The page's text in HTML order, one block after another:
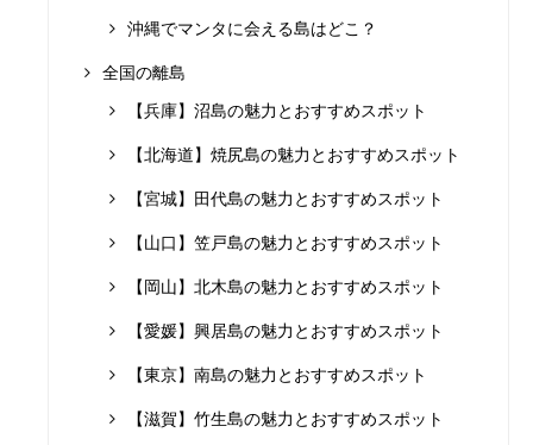
沖縄でマンタに会える島はどこ？
全国の離島
【兵庫】沼島の魅力とおすすめスポット
【北海道】焼尻島の魅力とおすすめスポット
【宮城】田代島の魅力とおすすめスポット
【山口】笠戸島の魅力とおすすめスポット
【岡山】北木島の魅力とおすすめスポット
【愛媛】興居島の魅力とおすすめスポット
【東京】南島の魅力とおすすめスポット
【滋賀】竹生島の魅力とおすすめスポット